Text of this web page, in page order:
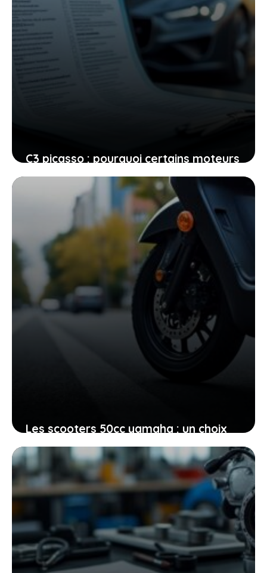
C3 picasso : pourquoi certains moteurs
et défauts peuvent vite devenir un
cauchemar
Les scooters 50cc yamaha : un choix
malin pour vos déplacements
quotidiens en ville
26 juin 2026